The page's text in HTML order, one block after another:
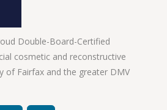
Double-Board-Certified
cosmetic and reconstructive
of Fairfax and the greater DMV